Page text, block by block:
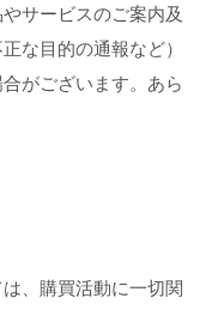
サービスのご案内及
な目的の通報など）
がございます。あら
、購買活動に一切関